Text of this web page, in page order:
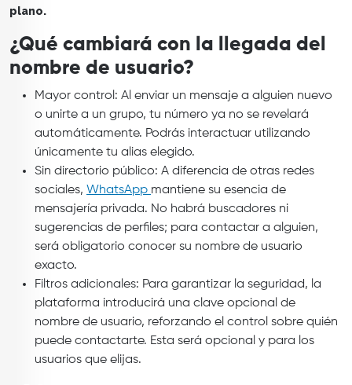
plano.
¿Qué cambiará con la llegada del
nombre de usuario?
Mayor control: Al enviar un mensaje a alguien nuevo
o unirte a un grupo, tu número ya no se revelará
automáticamente. Podrás interactuar utilizando
únicamente tu alias elegido.
Sin directorio público: A diferencia de otras redes
sociales, WhatsApp mantiene su esencia de
mensajería privada. No habrá buscadores ni
sugerencias de perfiles; para contactar a alguien,
será obligatorio conocer su nombre de usuario
exacto.
Filtros adicionales: Para garantizar la seguridad, la
plataforma introducirá una clave opcional de
nombre de usuario, reforzando el control sobre quién
puede contactarte. Esta será opcional y para los
usuarios que elijas.